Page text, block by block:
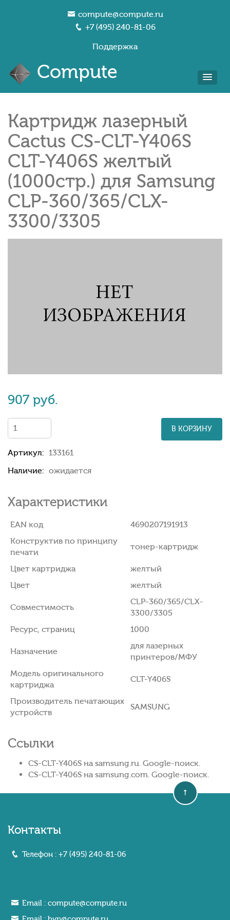
compute@compute.ru
+7 (495) 240-81-06
Поддержка
Compute
Картридж лазерный
Cactus CS-CLT-Y406S
CLT-Y406S желтый
(1000стр.) для Samsung
CLP-360/365/CLX-
3300/3305
907 руб.
В КОРЗИНУ
Артикул: 133161
Наличие: ожидается
Характеристики
EAN код
4690207191913
Конструктив по принципу
печати
тонер-картридж
Цвет картриджа
желтый
Цвет
желтый
Совместимость
CLP-360/365/CLX-
3300/3305
Ресурс, страниц
1000
Назначение
для лазерных
принтеров/МФУ
Модель оригинального
картриджа
CLT-Y406S
Производитель печатающих
устройств
SAMSUNG
Ссылки
CS-CLT-Y406S на samsung.ru. Google-поиск.
CS-CLT-Y406S на samsung.com. Google-поиск.
Контакты
Телефон : +7 (495) 240-81-06
Email : compute@compute.ru